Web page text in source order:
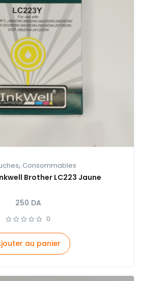
, Consommables
Brother LC223 Jaune
250 DA
0
au panier